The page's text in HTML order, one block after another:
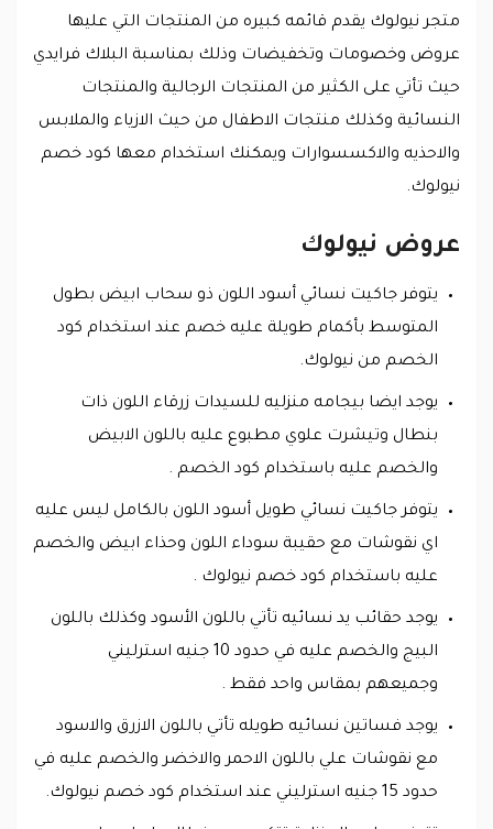
متجر نيولوك يقدم قائمه كبيره من المنتجات التي عليها
عروض وخصومات وتخفيضات وذلك بمناسبة البلاك فرايدي
حيث تأتي على الكثير من المنتجات الرجالية والمنتجات
النسائية وكذلك منتجات الاطفال من حيث الازياء والملابس
والاحذيه والاكسسوارات ويمكنك استخدام معها كود خصم
نيولوك.
عروض نيولوك
يتوفر جاكيت نسائي أسود اللون ذو سحاب ابيض بطول
المتوسط بأكمام طويلة عليه خصم عند استخدام كود
الخصم من نيولوك.
يوجد ايضا بيجامه منزليه للسيدات زرقاء اللون ذات
بنطال وتيشرت علوي مطبوع عليه باللون الابيض
والخصم عليه باستخدام كود الخصم .
يتوفر جاكيت نسائي طويل أسود اللون بالكامل ليس عليه
اي نقوشات مع حقيبة سوداء اللون وحذاء ابيض والخصم
عليه باستخدام كود خصم نيولوك .
يوجد حقائب يد نسائيه تأتي باللون الأسود وكذلك باللون
البيج والخصم عليه في حدود 10 جنيه استرليني
وجميعهم بمقاس واحد فقط .
يوجد فساتين نسائيه طويله تأتي باللون الازرق والاسود
مع نقوشات علي باللون الاحمر والاخضر والخصم عليه في
حدود 15 جنيه استرليني عند استخدام كود خصم نيولوك.